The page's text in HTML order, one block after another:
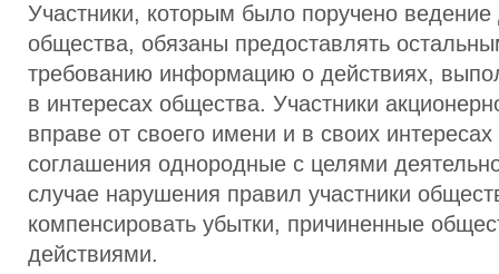
Участники, которым было поручено ведение
общества, обязаны предоставлять
требованию информацию о действиях,
в интересах общества. Участники
вправе от своего имени и в своих
соглашения однородные с целями
случае нарушения правил участники
компенсировать убытки, причиненные
действиями.